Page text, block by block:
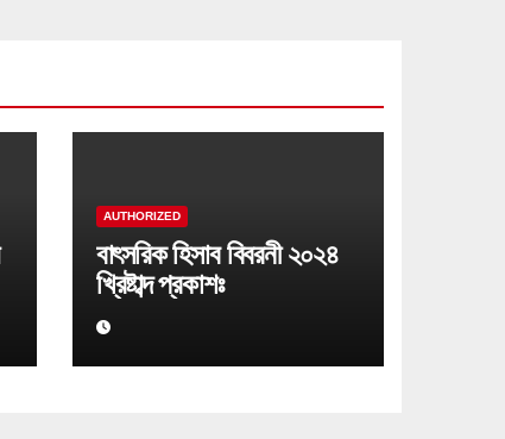
AUTHORIZED
বাৎসরিক হিসাব বিবরনী ২০২৪
খ্রিষ্টাব্দ প্রকাশঃ